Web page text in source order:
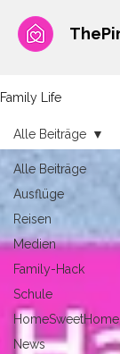
Family Life
Alle Beiträge
Ausflüge
Reisen
Medien
Family-Hack
Schule
HomeSweetHome
News
Alle Beiträge